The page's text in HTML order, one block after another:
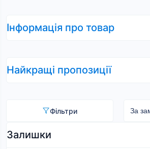
Інформація про товар
Найкращі пропозиції
Фільтри
Залишки